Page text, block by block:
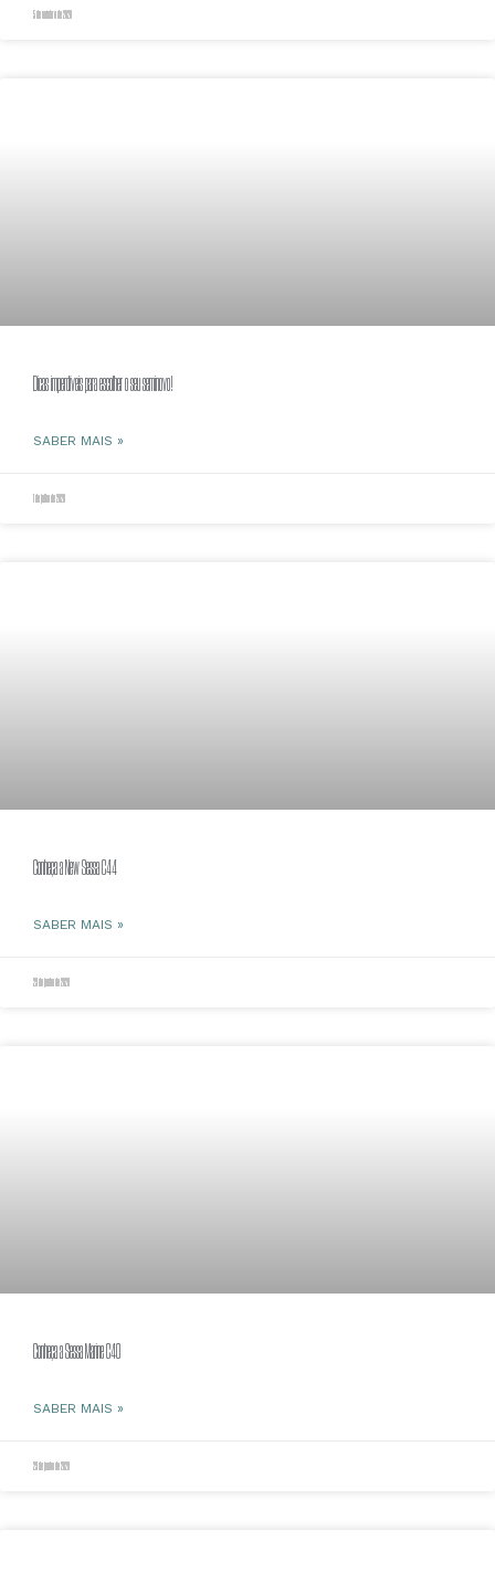
5 de outubro de 2020
Dicas imperdíveis para escolher o seu seminovo!
SABER MAIS »
1 de julho de 2020
Conheça a New Sessa C44
SABER MAIS »
29 de junho de 2020
Conheça a Sessa Marine C40
SABER MAIS »
29 de junho de 2020